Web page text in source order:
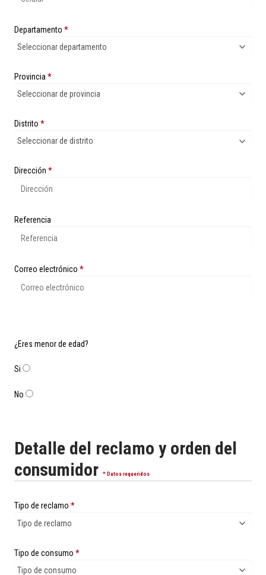
Departamento*
Provincia*
Distrito*
Dirección*
Referencia
Correo electrónico*
¿Eres menor de edad?
Si
No
Detalle del reclamo y orden del
consumidor* Datos requeridos
Tipo de reclamo*
Tipo de consumo*